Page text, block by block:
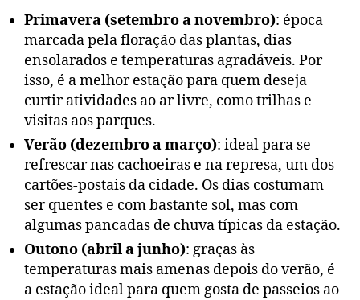
Primavera (setembro a novembro): época
marcada pela floração das plantas, dias
ensolarados e temperaturas agradáveis. Por
isso, é a melhor estação para quem deseja
curtir atividades ao ar livre, como trilhas e
visitas aos parques.
Verão (dezembro a março): ideal para se
refrescar nas cachoeiras e na represa, um dos
cartões-postais da cidade. Os dias costumam
ser quentes e com bastante sol, mas com
algumas pancadas de chuva típicas da estação.
Outono (abril a junho): graças às
temperaturas mais amenas depois do verão, é
a estação ideal para quem gosta de passeios ao